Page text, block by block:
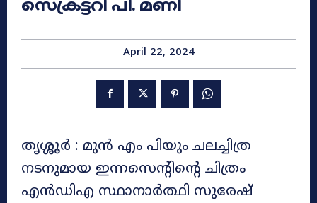
സെക്രട്ടറി പി. മണി
April 22, 2024
തൃശ്ശൂർ : മുൻ എം പിയും ചലച്ചിത്ര
നടനുമായ ഇന്നസെന്റിന്റെ ചിത്രം
എൻഡിഎ സ്ഥാനാർത്ഥി സുരേഷ്